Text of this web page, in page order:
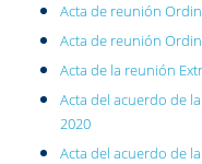
Acta de reunión
Acta de reunión
Acta de la reunión
Acta del acuerdo de
2020
Acta del acuerdo de